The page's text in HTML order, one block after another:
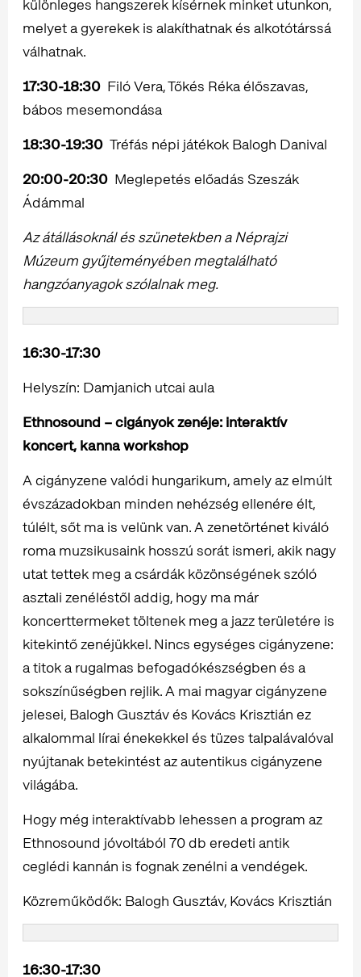
különleges hangszerek kísérnek minket utunkon,
melyet a gyerekek is alakíthatnak és alkotótárssá
válhatnak.
17:30-18:30 Filó Vera, Tőkés Réka élőszavas,
bábos mesemondása
18:30-19:30 Tréfás népi játékok Balogh Danival
20:00-20:30 Meglepetés előadás Szeszák
Ádámmal
Az átállásoknál és szünetekben a Néprajzi
Múzeum gyűjteményében megtalálható
hangzóanyagok szólalnak meg.
16:30-17:30
Helyszín: Damjanich utcai aula
Ethnosound – cigányok zenéje: interaktív
koncert, kanna workshop
A cigányzene valódi hungarikum, amely az elmúlt
évszázadokban minden nehézség ellenére élt,
túlélt, sőt ma is velünk van. A zenetörténet kiváló
roma muzsikusaink hosszú sorát ismeri, akik nagy
utat tettek meg a csárdák közönségének szóló
asztali zenéléstől addig, hogy ma már
koncerttermeket töltenek meg a jazz területére is
kitekintő zenéjükkel. Nincs egységes cigányzene:
a titok a rugalmas befogadókészségben és a
sokszínűségben rejlik. A mai magyar cigányzene
jelesei, Balogh Gusztáv és Kovács Krisztián ez
alkalommal lírai énekekkel és tüzes talpalávalóval
nyújtanak betekintést az autentikus cigányzene
világába.
Hogy még interaktívabb lehessen a program az
Ethnosound jóvoltából 70 db eredeti antik
ceglédi kannán is fognak zenélni a vendégek.
Közreműködők: Balogh Gusztáv, Kovács Krisztián
16:30-17:30